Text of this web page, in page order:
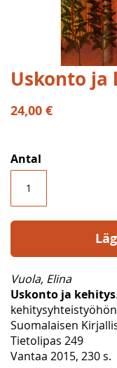
Hoppa
till
början
av
Uskonto ja
24,00 €
Antal
Vuola, Elina
Uskonto ja kehitys
Suomalaisen
Tietolipas 249
Vantaa 2015, 230 s.